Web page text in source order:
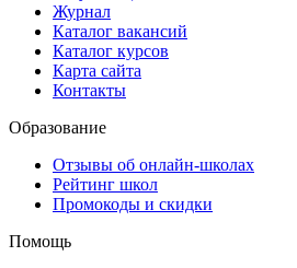
Журнал
Каталог вакансий
Каталог курсов
Карта сайта
Контакты
Образование
Отзывы об онлайн-школах
Рейтинг школ
Промокоды и скидки
Помощь